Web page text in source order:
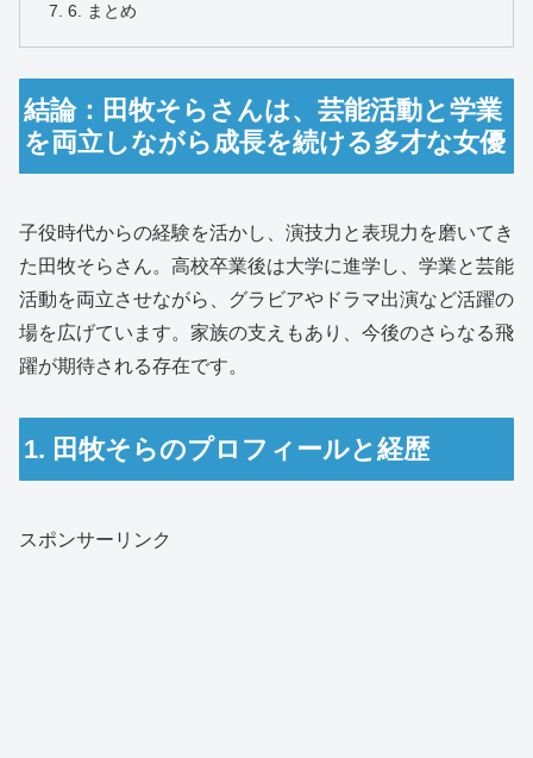
6. まとめ
結論：田牧そらさんは、芸能活動と学業
を両立しながら成長を続ける多才な女優
子役時代からの経験を活かし、演技力と表現力を磨いてき
た田牧そらさん。高校卒業後は大学に進学し、学業と芸能
活動を両立させながら、グラビアやドラマ出演など活躍の
場を広げています。家族の支えもあり、今後のさらなる飛
躍が期待される存在です。
1. 田牧そらのプロフィールと経歴
スポンサーリンク